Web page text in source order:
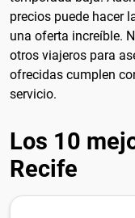
precios puede hacer
una oferta increíble.
otros viajeros para
ofrecidas cumplen
servicio.
Los 10
Recife